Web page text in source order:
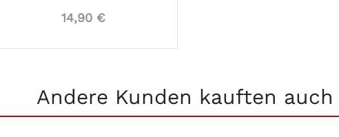
14,90 €
Andere Kunden kauften auch